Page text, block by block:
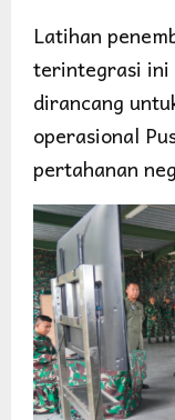
Latihan
terintegrasi ini
dirancang
operasional
pertahanan